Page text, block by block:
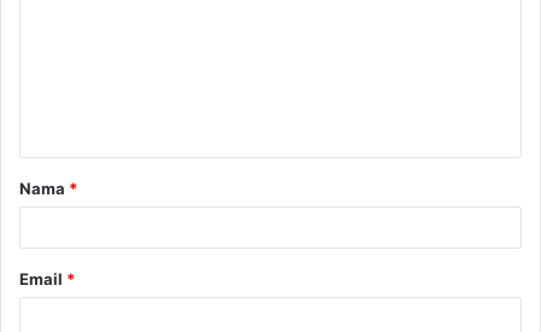
a
r
Nama *
Email *